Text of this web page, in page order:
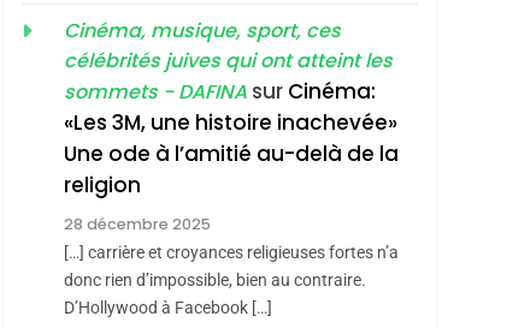
Accords D’Isaac:
L’alliance Pourrait
S’étendre À 13 Pays
D’Amérique Latine
ISRAÉL JUDAISME
5
Meurtrière Selon Le
Rapport D’ADL
Contre
L’antisémitisme
FRANCE ISRAÉL
FIÈRE, DIGNE ET
Cinéma, musique, sport, ces
célébrités juives qui ont atteint les
sommets - DAFINA sur Cinéma:
«Les 3M, une histoire inachevée»
Une ode à l’amitié au-delà de la
religion
28 décembre 2025
[…] carrière et croyances religieuses fortes n’a
donc rien d’impossible, bien au contraire.
D’Hollywood à Facebook […]